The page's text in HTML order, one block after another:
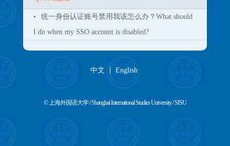
•
统一身份认证账号禁用我该怎么办？What should
I do when my SSO account is disabled?
中文 English
© 上海外国语大学 / Shanghai International Studies University / SISU